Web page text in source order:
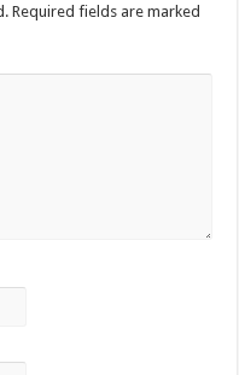
Required fields are marked